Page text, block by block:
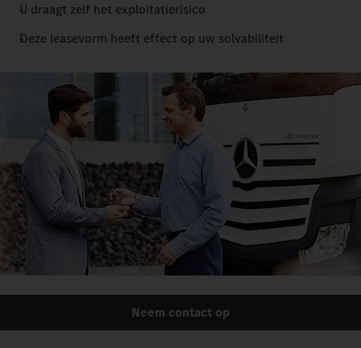
U draagt zelf het exploitatierisico
Deze leasevorm heeft effect op uw solvabiliteit
Neem contact op